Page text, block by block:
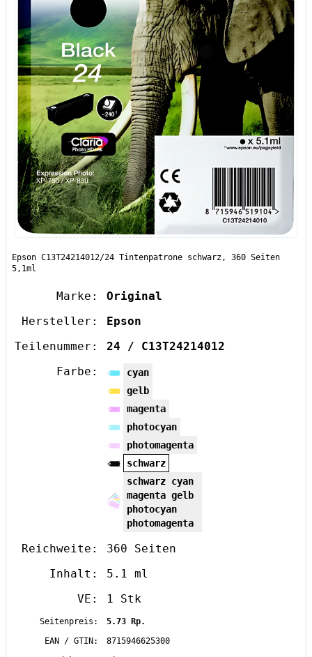
Epson C13T24214012/24 Tintenpatrone schwarz, 360 Seiten
5,1ml
Marke:
Original
Hersteller:
Epson
Teilenummer:
24 / C13T24214012
Farbe:
cyan
gelb
magenta
photocyan
photomagenta
schwarz
schwarz cyan
magenta gelb
photocyan
photomagenta
Reichweite:
360 Seiten
Inhalt:
5.1 ml
VE:
1 Stk
Seitenpreis:
5.73 Rp.
EAN / GTIN:
8715946625300